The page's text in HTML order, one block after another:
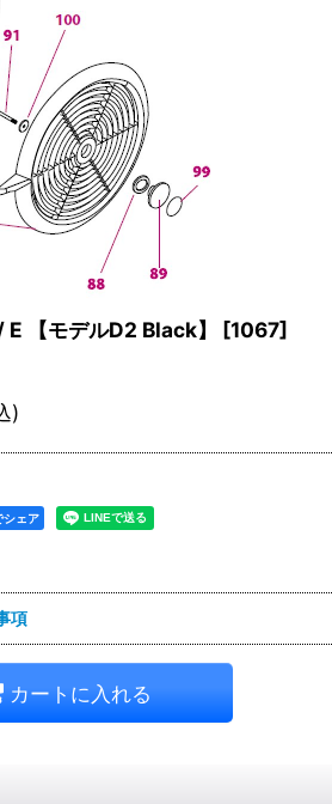
【モデルD2 Black】 [1067]
)
ェア
項
カートに入れる